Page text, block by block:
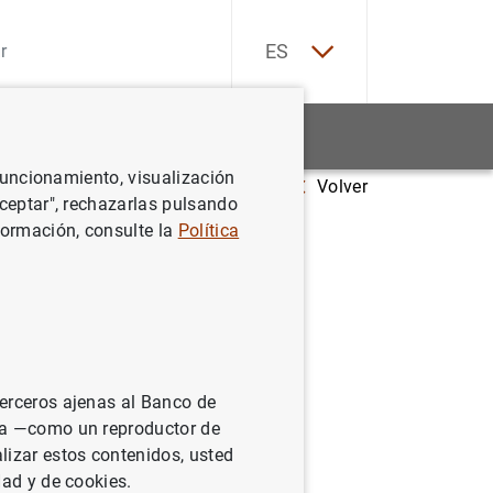
ES
Volver
visualización
rechazarlas pulsando
consulte la Política
ajenas al Banco de
—como un reproductor de
estos contenidos, usted
y de cookies.